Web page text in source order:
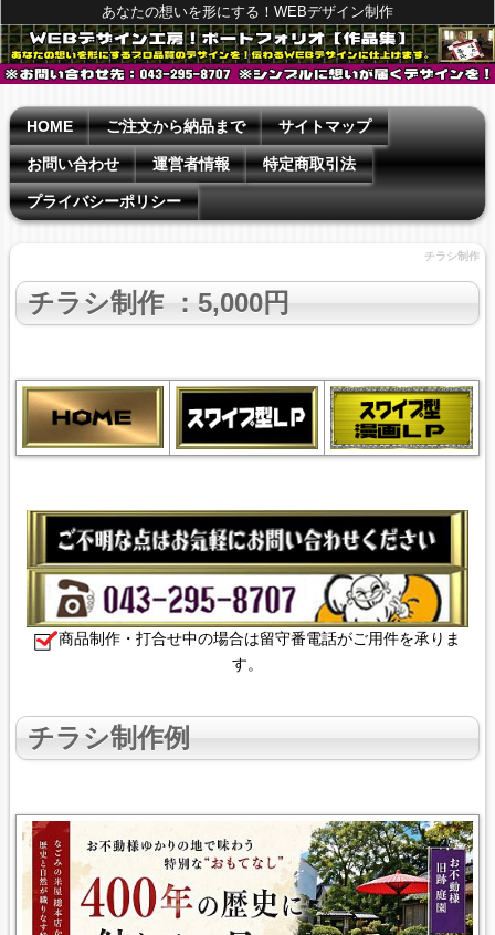
あなたの想いを形にする！WEBデザイン制作
HOME ご注文から納品まで サイトマップ
お問い合わせ 運営者情報 特定商取引法
プライバシーポリシー
チラシ制作
チラシ制作：5,000円
商品制作・打合せ中の場合は留守番電話がご用件を承りま
す。
チラシ制作例